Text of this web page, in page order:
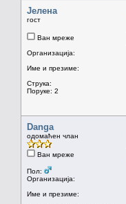
Јелена
гост
Ван мреже
Организација:
Име и презиме:
Струка:
Поруке: 2
Danga
одомаћен члан
Ван мреже
Пол:
Организација:
Име и презиме: